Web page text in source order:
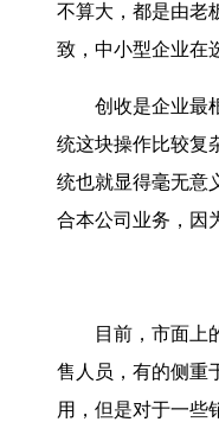
不算大，都是由老
致，中小型企业在
创收是企业最根
统这块操作比较复
统也就显得毫无意
合本公司业务，因
目前，市面上的
售人员，有的侧重
用，但是对于一些